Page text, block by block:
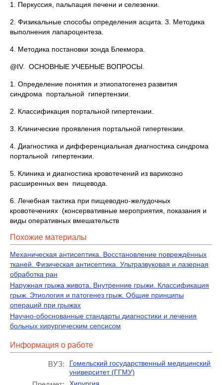
1. Перкуссия, пальпация печени и селезенки.
2. Физикальные способы определения асцита. 3. Методика
выполнения лапароцентеза.
4. Методика постановки зонда Блекмора.
@IV. ОСНОВНЫЕ УЧЕБНЫЕ ВОПРОСЫ.
1. Определение понятия и этиопатогенез развития
синдрома портальной гипертензии.
2. Классификация портальной гипертензии.
3. Клинические проявления портальной гипертензии.
4. Диагностика и дифференциальная диагностика синдрома
портальной гипертензии.
5. Клиника и диагностика кровотечений из варикозно
расширенных вен пищевода.
6. Лечебная тактика при пищеводно-желудочных
кровотечениях (консервативные мероприятия, показания и
виды оперативных вмешательств
Похожие материалы
Механическая антисептика. Восстановление повреждённых
тканей. Физическая антисептика. Ультразвуковая и лазерная
обработка ран
Наружная грыжа живота. Внутренние грыжи. Классификация
грыж. Этиология и патогенез грыж. Общие принципы
операций при грыжах
Научно-обоснованные стандарты диагностики и лечения
больных хирургическим сепсисом
Информация о работе
ВУЗ:
Гомельский государственный медицинский
университет (ГГМУ)